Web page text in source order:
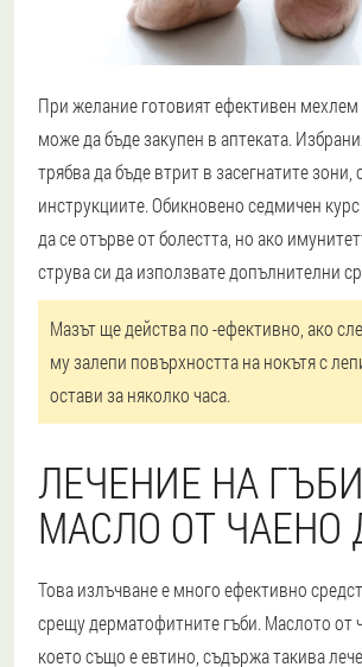
При желание готовият ефективен мехлем
може да бъде закупен в аптеката.
трябва да бъде втрит в засегнатите зони,
инструкциите. Обикновено седмичен
да се отърве от болестта, но ако
струва си да използвате допълнителни
Мазът ще действа по -ефективно, ако
му залепи повърхността на нокътя с
остави за няколко часа.
ЛЕЧЕНИЕ НА
МАСЛО ОТ ЧАЕНО
Това излъчване е много ефективно
срещу дерматофитните гъби. Маслото от
което също е евтино, съдържа такива